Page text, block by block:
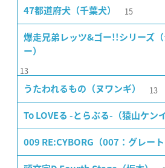
47都道府犬（千葉犬） 15
爆走兄弟レッツ&ゴー!!シリーズ（
ー）
13
うたわれるもの（ヌワンギ） 13
To LOVEる -とらぶる-（猿山ケン
009 RE:CYBORG（007：グレート